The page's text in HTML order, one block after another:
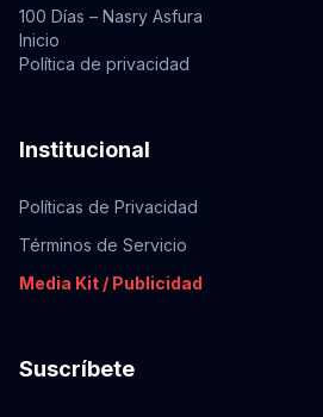
100 Días – Nasry Asfura
Inicio
Política de privacidad
Institucional
Políticas de Privacidad
Términos de Servicio
Media Kit / Publicidad
Suscríbete